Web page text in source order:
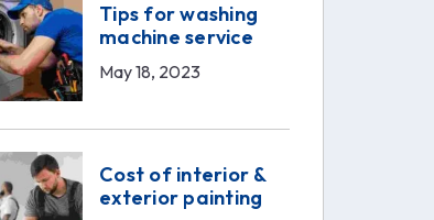
Tips for washing
machine service
May 18, 2023
Cost of interior &
exterior painting